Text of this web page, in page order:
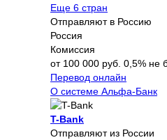
Еще 6 стран
Отправляют в Россию
Россия
Комиссия
от 100 000 руб. 0,5% не
Перевод онлайн
О системе Альфа-Банк
T-Bank
Отправляют из России